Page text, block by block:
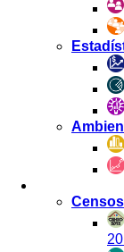
Censos